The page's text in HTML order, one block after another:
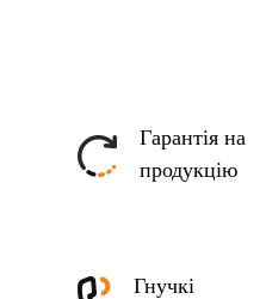
Гарантія на
продукцію
Гнучкі